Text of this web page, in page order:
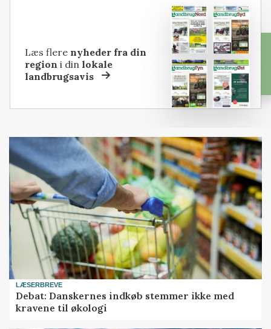
Læs flere nyheder fra din
region i dinlokale
landbrugsavis
LÆSERBREVE
Debat: Danskernes indkøb stemmer ikke med
kravene til økologi